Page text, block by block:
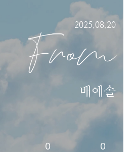
2025.08.20
From
배예솔
0 0